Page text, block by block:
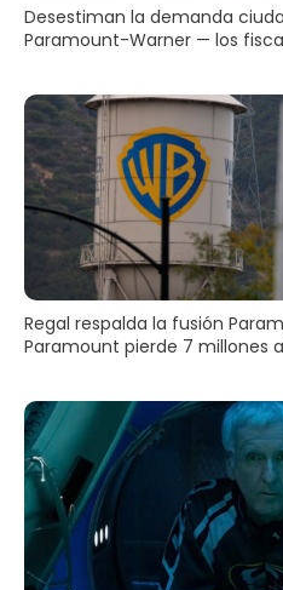
Desestiman la demanda
Paramount-Warner — los
Regal respalda la fusión
Paramount pierde 7 millones